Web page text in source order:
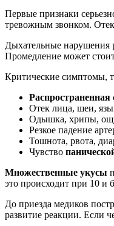
Первые признаки
тревожным звонком. Отек
Дыхательные нарушения
Промедление может
Критические симптомы,
Распространенная
Отек лица, шеи,
Одышка, хрипы,
Резкое падение
Тошнота, рвота,
Чувство
Множественные укусы
это происходит при 10 и
До приезда медиков
развитие реакции. Если